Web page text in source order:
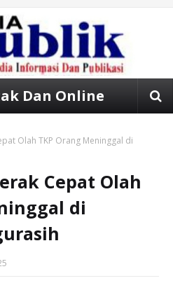
Dan Online
Olah TKP Orang Meninggal di
Cepat Olah
di